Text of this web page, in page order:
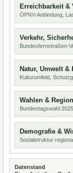
Erreichbarkeit &
ÖPNV-Anbindung,
Verkehr,
Bundesfernstraßen-
Natur, Umwelt &
Kulturumfeld,
Wahlen &
Bundestagswahl
Demografie &
Sozialstruktur
Datenstand